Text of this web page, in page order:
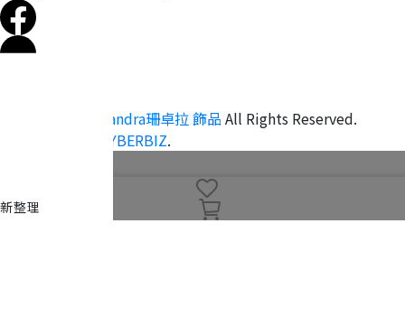
Sandra珊卓拉 飾品 All Rights Reserved.
CYBERBIZ.
整理